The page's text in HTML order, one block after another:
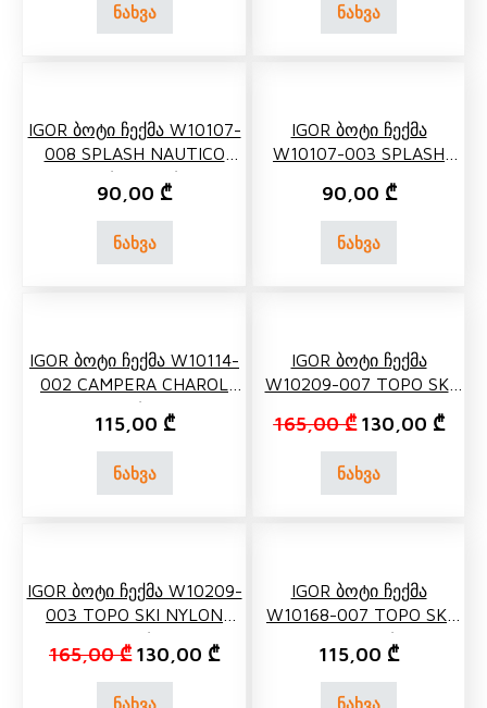
ნახვა ნახვა
IGOR Ბოტი Ჩექმა W10107-
008 SPLASH NAUTICO
AMARILLO/CRUDO/YELLOW
90,00 ₾
ნახვა
IGOR Ბოტი Ჩექმა
W10107-003 SPLASH
MARINO/CRUDO/NAVY
90,00 ₾
ნახვა
IGOR Ბოტი Ჩექმა W10114-
002 CAMPERA CHAROL
NEGRO/BLACK
115,00 ₾
ნახვა
IGOR Ბოტი Ჩექმა
W10209-007 TOPO SKI
165,00₾ Original price
130,00 ₾
ნახვა
IGOR Ბოტი Ჩექმა W10209-
003 TOPO SKI NYLON
MARINO/NAVY
165,00₾ Original price was: 165,00 ₾.
130,00 ₾Current price is: 130,00 ₾.
ნახვა
IGOR Ბოტი Ჩექმა
W10168-007 TOPO SKI
CHAROL FUCSIA/FUCHSIA
115,00 ₾
ნახვა